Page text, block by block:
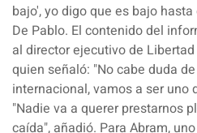
bajo', yo digo que es bajo hasta
De Pablo. El contenido del
al director ejecutivo de
quien señaló: "No cabe duda
internacional, vamos a ser uno
"Nadie va a quererprestarnos
caída", añadió. Para Abram,